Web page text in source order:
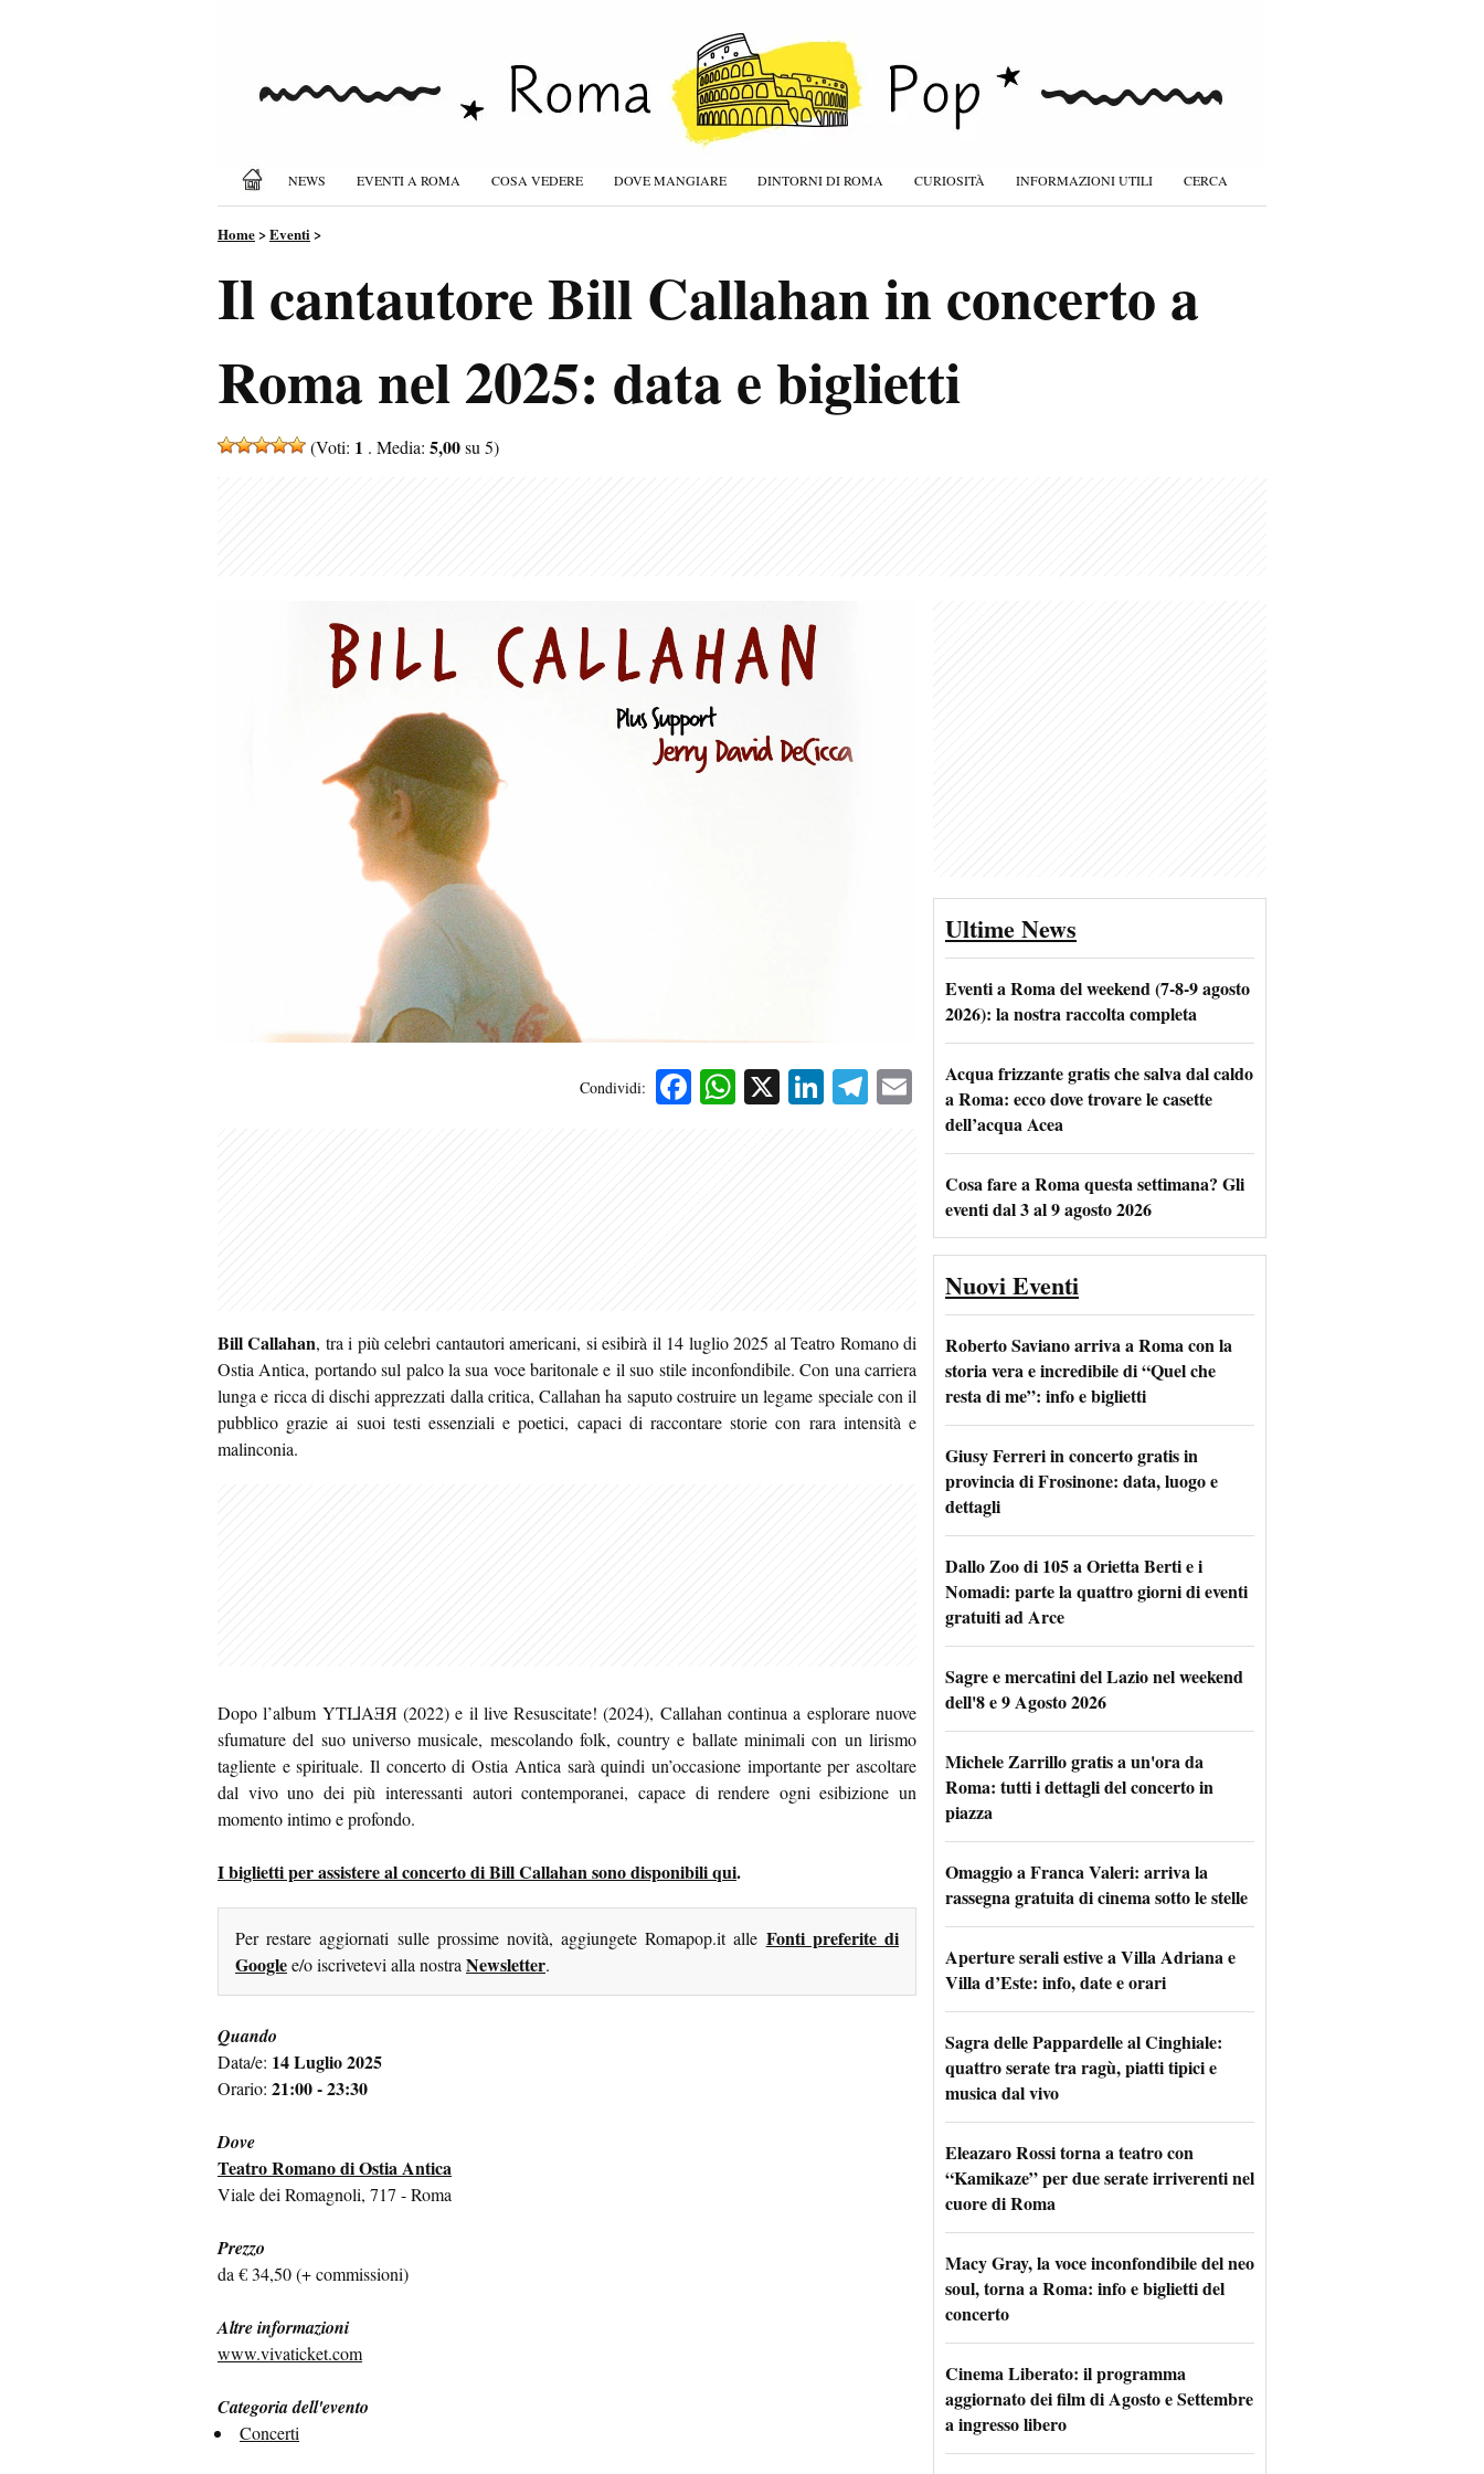
NEWS EVENTI A ROMA COSA VEDERE DOVE MANGIARE DINTORNI DI ROMA CURIOSITÀ INFORMAZIONI UTILI CERCA
Home>Eventi>
Il cantautore Bill Callahan in concerto a
Roma nel 2025: data e biglietti
(Voti: 1 . Media: 5,00su 5)
Condividi: Facebook
WhatsApp
X LinkedIn
Telegram
Email
Bill Callahan, tra i più celebri cantautori americani, si esibirà il 14 luglio 2025 al Teatro Romano di
Ostia Antica, portando sul palco la sua voce baritonale e il suo stile inconfondibile. Con una carriera
lunga e ricca di dischi apprezzati dalla critica, Callahan ha saputo costruire un legame speciale con il
pubblico grazie ai suoi testi essenziali e poetici, capaci di raccontare storie con rara intensità e
malinconia.
Dopo l’album YTI⅃AƎЯ (2022) e il live Resuscitate! (2024), Callahan continua a esplorare nuove
sfumature del suo universo musicale, mescolando folk, country e ballate minimali con un lirismo
tagliente e spirituale. Il concerto di Ostia Antica sarà quindi un’occasione importante per ascoltare
dal vivo uno dei più interessanti autori contemporanei, capace di rendere ogni esibizione un
momento intimo e profondo.
I biglietti per assistere al concerto di Bill Callahan sono disponibili qui.
Per restare aggiornati sulle prossime novità, aggiungete Romapop.it alle Fonti preferite di
Googlee/o iscrivetevi alla nostraNewsletter.
Quando
Data/e: 14 Luglio 2025
Orario: 21:00 - 23:30
Dove
Teatro Romano di Ostia Antica
Viale dei Romagnoli, 717 - Roma
Prezzo
da € 34,50 (+ commissioni)
Altre informazioni
www.vivaticket.com
Categoria dell'evento
Concerti
Ultime News
Eventi a Roma del weekend (7-8-9 agosto
2026): la nostra raccolta completa
Acqua frizzante gratis che salva dal caldo
a Roma: ecco dove trovare le casette
dell’acqua Acea
Cosa fare a Roma questa settimana? Gli
eventi dal 3 al 9 agosto 2026
Nuovi Eventi
Roberto Saviano arriva a Roma con la
storia vera e incredibile di “Quel che
resta di me”: info e biglietti
Giusy Ferreri in concerto gratis in
provincia di Frosinone: data, luogo e
dettagli
Dallo Zoo di 105 a Orietta Berti e i
Nomadi: parte la quattro giorni di eventi
gratuiti ad Arce
Sagre e mercatini del Lazio nel weekend
dell'8 e 9 Agosto 2026
Michele Zarrillo gratis a un'ora da
Roma: tutti i dettagli del concerto in
piazza
Omaggio a Franca Valeri: arriva la
rassegna gratuita di cinema sotto le stelle
Aperture serali estive a Villa Adriana e
Villa d’Este: info, date e orari
Sagra delle Pappardelle al Cinghiale:
quattro serate tra ragù, piatti tipici e
musica dal vivo
Eleazaro Rossi torna a teatro con
“Kamikaze” per due serate irriverenti nel
cuore di Roma
Macy Gray, la voce inconfondibile del neo
soul, torna a Roma: info e biglietti del
concerto
Cinema Liberato: il programma
aggiornato dei film di Agosto e Settembre
a ingresso libero